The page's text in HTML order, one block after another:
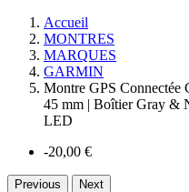
Accueil
MONTRES
MARQUES
GARMIN
Montre GPS
45 mm | Boîtier Gray &
LED
-20,00 €
Previous Next